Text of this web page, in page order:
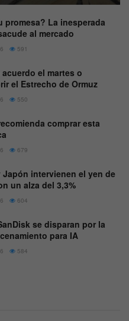
promesa? La inesperada
al mercado
591
el martes o
el Estrecho de Ormuz
550
comprar esta
679
intervienen el yen de
un alza del 3,3%
604
se disparan por la
para IA
584